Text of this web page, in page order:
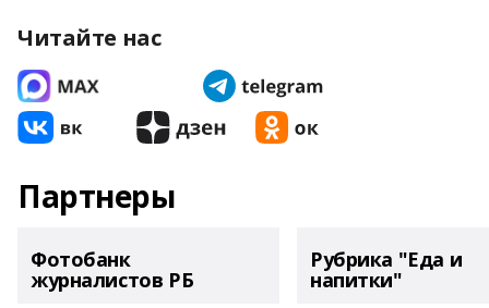
Читайте нас
Партнеры
Фотобанк
журналистов РБ
Рубрика "Еда и
напитки"